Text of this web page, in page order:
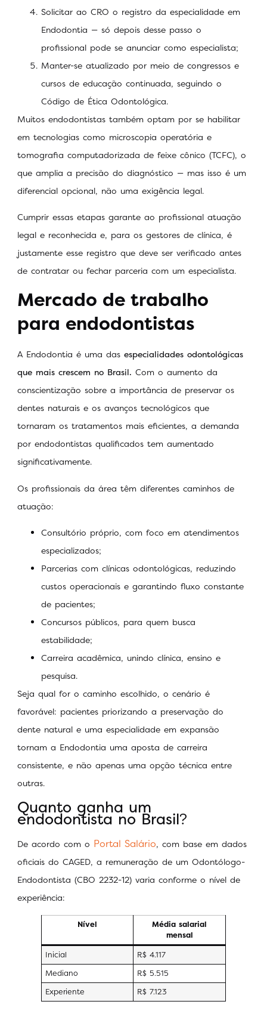
Solicitar ao CRO o registro da especialidade em
Endodontia — só depois desse passo o
profissional pode se anunciar como especialista;
Manter-se atualizado por meio de congressos e
cursos de educação continuada, seguindo o
Código de Ética Odontológica.
Muitos endodontistas também optam por se habilitar
em tecnologias como microscopia operatória e
tomografia computadorizada de feixe cônico (TCFC), o
que amplia a precisão do diagnóstico — mas isso é um
diferencial opcional, não uma exigência legal.
Cumprir essas etapas garante ao profissional atuação
legal e reconhecida e, para os gestores de clínica, é
justamente esse registro que deve ser verificado antes
de contratar ou fechar parceria com um especialista.
Mercado de trabalho
para endodontistas
A Endodontia é uma das especialidades odontológicas
que mais crescem no Brasil. Com o aumento da
conscientização sobre a importância de preservar os
dentes naturais e os avanços tecnológicos que
tornaram os tratamentos mais eficientes, a demanda
por endodontistas qualificados tem aumentado
significativamente.
Os profissionais da área têm diferentes caminhos de
atuação:
Consultório próprio, com foco em atendimentos
especializados;
Parcerias com clínicas odontológicas, reduzindo
custos operacionais e garantindo fluxo constante
de pacientes;
Concursos públicos, para quem busca
estabilidade;
Carreira acadêmica, unindo clínica, ensino e
pesquisa.
Seja qual for o caminho escolhido, o cenário é
favorável: pacientes priorizando a preservação do
dente natural e uma especialidade em expansão
tornam a Endodontia uma aposta de carreira
consistente, e não apenas uma opção técnica entre
outras.
Quanto ganha um
endodontista no Brasil?
De acordo com o Portal Salário, com base em dados
oficiais do CAGED, a remuneração de um Odontólogo-
Endodontista (CBO 2232-12) varia conforme o nível de
experiência:
Nível
Média salarial
mensal
Inicial
R$ 4.117
Mediano
R$ 5.515
Experiente
R$ 7.123